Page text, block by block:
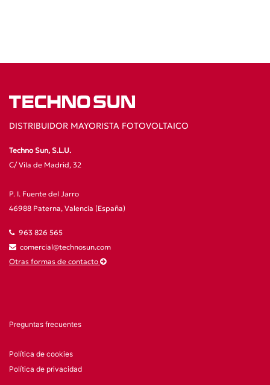
DISTRIBUIDOR MAYORISTA FOTOVOLTAICO
Techno Sun, S.L.U.
C/ Vila de Madrid, 32
P. I. Fuente del Jarro
46988 Paterna, Valencia (España)
963 826 565
comercial@technosun.com
Otras formas de contacto
Preguntas frecuentes
Política de cookies
Política de privacidad